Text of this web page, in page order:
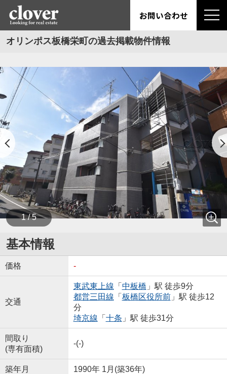
お問い合わせ
オリンポス板橋栄町の過去掲載物件情報
1 / 5
基本情報
価格 -
交通
東武東上線 「 中板橋 」駅 徒歩9分
都営三田線 「 板橋区役所前」駅 徒歩12
分
埼京線 「 十条 」駅 徒歩31分
間取り
(専有面積)
-(-)
築年月 1990年 1月(築36年)